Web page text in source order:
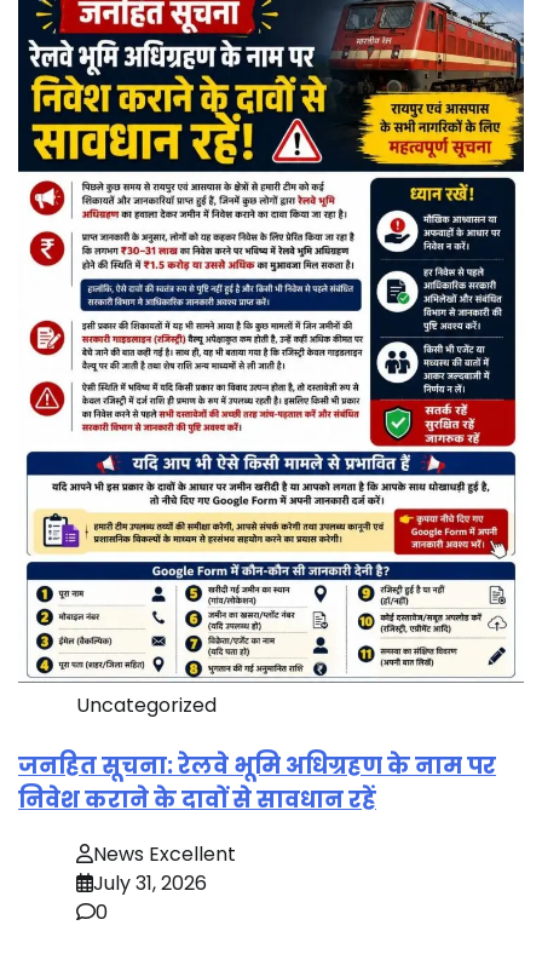
Uncategorized
जनहित सूचना: रेलवे भूमि अधिग्रहण के नाम पर
निवेश कराने के दावों से सावधान रहें
News Excellent
July 31, 2026
0